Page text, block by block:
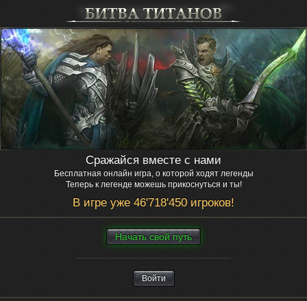
Сражайся вместе с нами
Бесплатная онлайн игра, о которой ходят легенды
Теперь к легенде можешь прикоснуться и ты!
В игре уже 46'718'450 игроков!
Нaчaть свой путь
Войти